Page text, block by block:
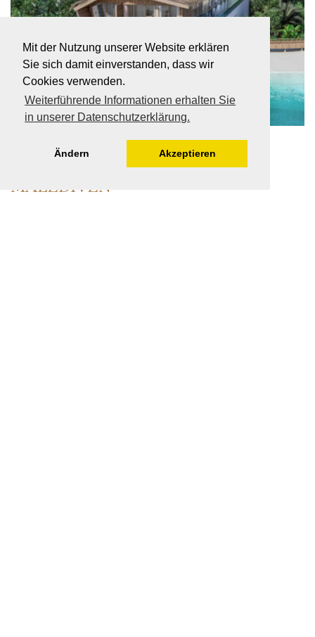
Mit der Nutzung unserer Website erklären
Sie sich damit einverstanden, dass wir
Cookies verwenden.
Weiterführende Informationen erhalten Sie
in unserer Datenschutzerklärung.
Ändern Akzeptieren
.HERE BAA ATOLL MALDIVES:
KLEINSTE PRIVATINSEL DER
MALEDIVEN